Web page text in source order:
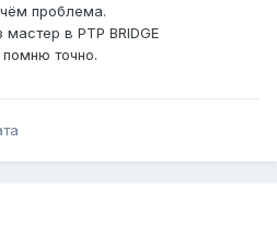
проблема.
в PTP BRIDGE
точно.